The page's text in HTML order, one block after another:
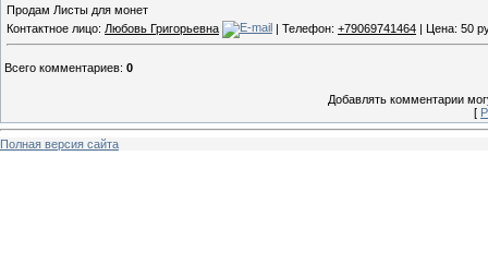
Продам Листы для монет
Контактное лицо: Любовь Григорьевна | Телефон: +79069741464 | Цена: 50
Всего комментариев: 0
Добавлять комментарии
[
Полная версия сайта